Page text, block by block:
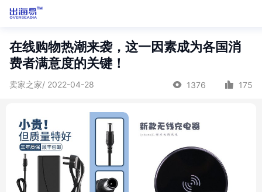
在线购物热潮来袭，这一因素成为各国消
费者满意度的关键！
卖家之家/ 2022-04-28 1376 175